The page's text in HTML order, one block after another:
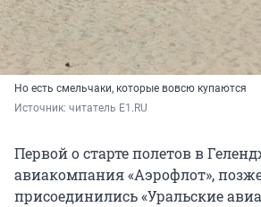
Но есть смельчаки, которые вовсю купаются
Источник: читатель E1.RU
Первой о старте полетов в
авиакомпания «Аэрофлот»,
присоединились «Уральские